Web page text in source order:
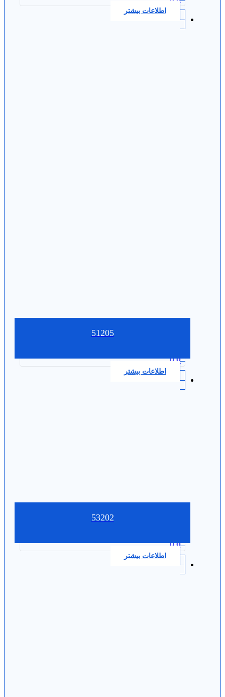
اطلاعات بیشتر
51205
0.0
اطلاعات بیشتر
53202
0.0
اطلاعات بیشتر